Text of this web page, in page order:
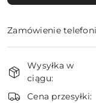
Zamówienie
i
dostawa
Wysyłka w
ciągu:
Cena przesyłki: